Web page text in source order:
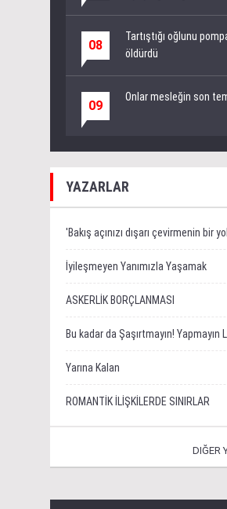
08
Tartıştığı oğlunu
öldürdü
09
Onlar mesleğin son
YAZARLAR
'Bakış açınızı dışarı çevirmenin bir
İyileşmeyen Yanımızla Yaşamak
ASKERLİK BORÇLANMASI
Bu kadar da Şaşırtmayın! Yapmayın
Yarına Kalan
ROMANTİK İLİŞKİLERDE SINIRLAR
DIĞER